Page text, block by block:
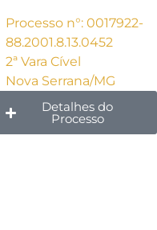
Processo n°: 0017922-
88.2001.8.13.0452
2ª Vara Cível
Nova Serrana/MG
Detalhes do
Processo